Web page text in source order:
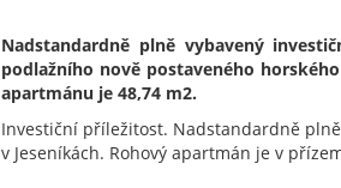
Nadstandardně plně vybavený
podlažního nově postaveného
apartmánu je 48,74 m2.
Investiční příležitost. Nadstandardně
v Jeseníkách. Rohový apartmán je v